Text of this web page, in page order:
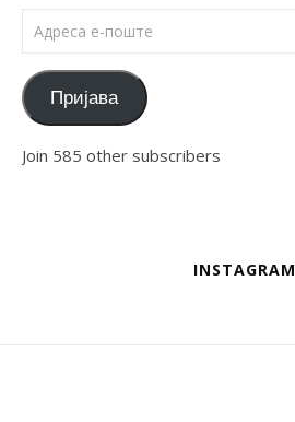
Пријава
Join 585 other subscribers
INSTAGRAM